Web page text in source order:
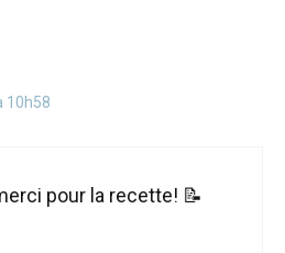
10h58
pour la recette! 📝